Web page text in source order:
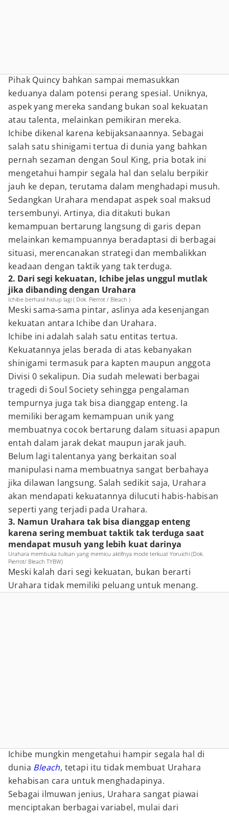
Pihak Quincy bahkan sampai memasukkan
keduanya dalam potensi perang spesial. Uniknya,
aspek yang mereka sandang bukan soal kekuatan
atau talenta, melainkan pemikiran mereka.
Ichibe dikenal karena kebijaksanaannya. Sebagai
salah satu shinigami tertua di dunia yang bahkan
pernah sezaman dengan Soul King, pria botak ini
mengetahui hampir segala hal dan selalu berpikir
jauh ke depan, terutama dalam menghadapi musuh.
Sedangkan Urahara mendapat aspek soal maksud
tersembunyi. Artinya, dia ditakuti bukan
kemampuan bertarung langsung di garis depan
melainkan kemampuannya beradaptasi di berbagai
situasi, merencanakan strategi dan membalikkan
keadaan dengan taktik yang tak terduga.
2. Dari segi kekuatan, Ichibe jelas unggul mutlak
jika dibanding dengan Urahara
Ichibe berhasil hidup lagi ( Dok. Pierrot / Bleach )
Meski sama-sama pintar, aslinya ada kesenjangan
kekuatan antara Ichibe dan Urahara.
Ichibe ini adalah salah satu entitas tertua.
Kekuatannya jelas berada di atas kebanyakan
shinigami termasuk para kapten maupun anggota
Divisi 0 sekalipun. Dia sudah melewati berbagai
tragedi di Soul Society sehingga pengalaman
tempurnya juga tak bisa dianggap enteng. Ia
memiliki beragam kemampuan unik yang
membuatnya cocok bertarung dalam situasi apapun
entah dalam jarak dekat maupun jarak jauh.
Belum lagi talentanya yang berkaitan soal
manipulasi nama membuatnya sangat berbahaya
jika dilawan langsung. Salah sedikit saja, Urahara
akan mendapati kekuatannya dilucuti habis-habisan
seperti yang terjadi pada Urahara.
3. Namun Urahara tak bisa dianggap enteng
karena sering membuat taktik tak terduga saat
mendapat musuh yang lebih kuat darinya
Urahara membuka tulisan yang memicu aktifnya mode terkuat Yoruichi (Dok.
Pierrot/ Bleach TYBW)
Meski kalah dari segi kekuatan, bukan berarti
Urahara tidak memiliki peluang untuk menang.
Ichibe mungkin mengetahui hampir segala hal di
dunia Bleach, tetapi itu tidak membuat Urahara
kehabisan cara untuk menghadapinya.
Sebagai ilmuwan jenius, Urahara sangat piawai
menciptakan berbagai variabel, mulai dari